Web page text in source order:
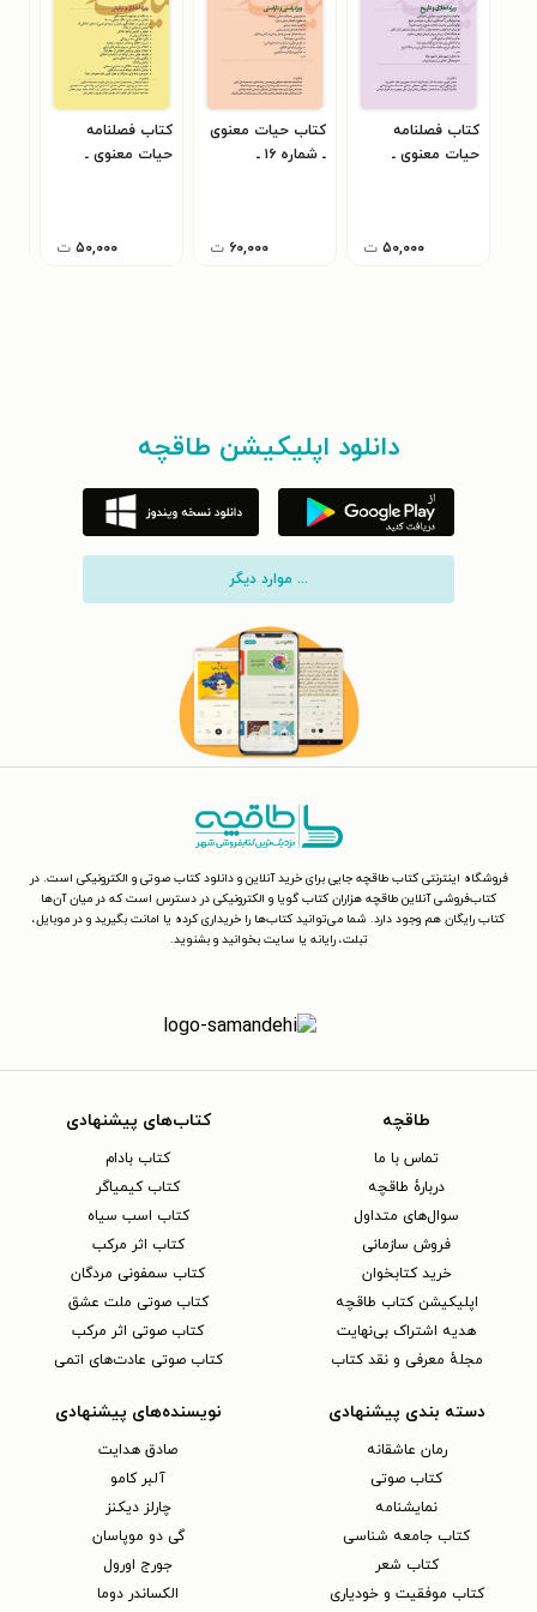
کتاب فصلنامه
حیات معنوی ـ
۵۰,۰۰۰ ت
کتاب حیات معنوی
ـ شماره ۱۶ ـ
۶۰,۰۰۰ ت
کتاب فصلنامه
حیات معنوی ـ
۵۰,۰۰۰ ت
دانلود اپلیکیشن طاقچه
... موارد دیگر
فروشگاه اینترنتی کتاب طاقچه جایی برای خرید آنلاین و دانلود کتاب صوتی و الکترونیکی است. در
کتاب‌فروشی آنلاین طاقچه هزاران کتاب گویا و الکترونیکی در دسترس است که در میان آن‌ها
کتاب رایگان هم وجود دارد. شما می‌توانید کتاب‌ها را خریداری کرده یا امانت بگیرید و در موبایل،
تبلت، رایانه یا سایت بخوانید و بشنوید.
طاقچه
تماس با ما
دربارهٔ طاقچه
سوال‌های متداول
فروش سازمانی
خرید کتابخوان
اپلیکیشن کتاب طاقچه
هدیه اشتراک بی‌نهایت
مجلهٔ معرفی و نقد کتاب
کتاب‌های پیشنهادی
کتاب بادام
کتاب کیمیاگر
کتاب اسب سیاه
کتاب اثر مرکب
کتاب سمفونی مردگان
کتاب صوتی ملت عشق
کتاب صوتی اثر مرکب
کتاب صوتی عادت‌های اتمی
دسته بندی پیشنهادی
رمان عاشقانه
کتاب‌ صوتی
نمایشنامه
کتاب جامعه شناسی
کتاب شعر
کتاب موفقیت و خودیاری
نویسنده‌های پیشنهادی
صادق هدایت
آلبر کامو
چارلز دیکنز
گی دو موپاسان
جورج اورول
الکساندر دوما